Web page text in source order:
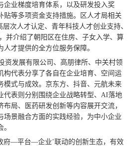
企业梯度培育体系，以及研发投入奖
贴等多项资金支持措施。区人才局相关
次人才认定、青年科技人才创业支持、
并介绍了朝阳区在住房、子女入学、算
才提供的全方位服务保障。
发展有限公司、高朋律所、中关村领
构代表分享了各自在企业培育、空间运
模式与成效。京东方、抖音、元航未来
代表则分别围绕企业战略转型、AI落地
局、医药研发创新等内容展开交流，
场景融合方面的实践经验，为中小企业
府—平台—企业’联动的创新生态，有效